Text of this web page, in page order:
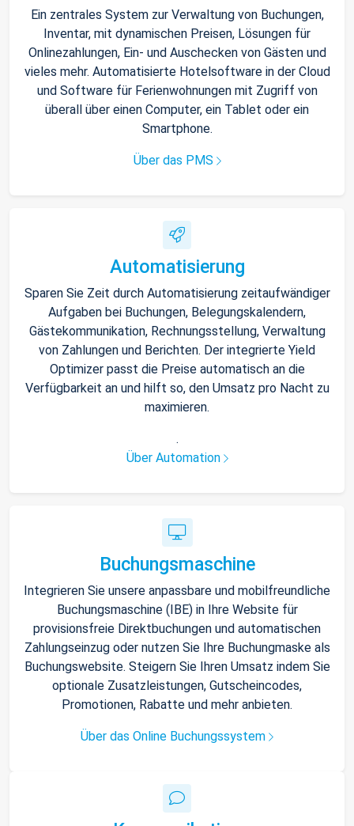
Ein zentrales System zur Verwaltung von Buchungen,
Inventar, mit dynamischen Preisen, Lösungen für
Onlinezahlungen, Ein- und Auschecken von Gästen und
vieles mehr. Automatisierte Hotelsoftware in der Cloud
und Software für Ferienwohnungen mit Zugriff von
überall über einen Computer, ein Tablet oder ein
Smartphone.
Über das PMS
Automatisierung
Sparen Sie Zeit durch Automatisierung zeitaufwändiger
Aufgaben bei Buchungen, Belegungskalendern,
Gästekommunikation, Rechnungsstellung, Verwaltung
von Zahlungen und Berichten. Der integrierte Yield
Optimizer passt die Preise automatisch an die
Verfügbarkeit an und hilft so, den Umsatz pro Nacht zu
maximieren.
.
Über Automation
Buchungsmaschine
Integrieren Sie unsere anpassbare und mobilfreundliche
Buchungsmaschine (IBE) in Ihre Website für
provisionsfreie Direktbuchungen und automatischen
Zahlungseinzug oder nutzen Sie Ihre Buchungmaske als
Buchungswebsite. Steigern Sie Ihren Umsatz indem Sie
optionale Zusatzleistungen, Gutscheincodes,
Promotionen, Rabatte und mehr anbieten.
Über das Online Buchungssystem